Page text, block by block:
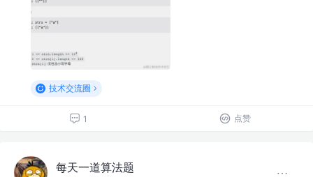
技术交流圈
1 点赞
每天一道算法题